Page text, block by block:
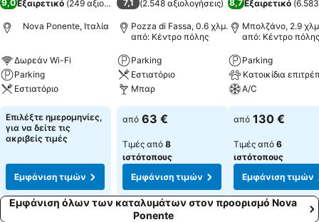
9,0Εξαιρετικό (249 αξιολογήσεις)
Nova Ponente, Ιταλία
Δωρεάν Wi-Fi
Parking
Εστιατόριο
Επιλέξτε ημερομηνίες,
για να δείτε τις
ακριβείς τιμές
Εμφάνιση τιμών
7,1 (2.548 αξιολογήσεις)
Pozza di Fassa, 0.6 χλμ.
από: Κέντρο πόλης
Parking
Εστιατόριο
Μπαρ
από 63 €
Τιμές από 8
ιστότοπους
Εμφάνιση τιμών
8,7Εξαιρετικό (
Μπολζάνο, 2.9
από: Κέντρο πόλης
Parking
Κατοικίδια
A/C
από 130 €
Τιμές από 6
ιστότοπους
Εμφάνιση τιμών
Εμφάνιση όλων των καταλυμάτων στον προορισμό Nova
Ponente